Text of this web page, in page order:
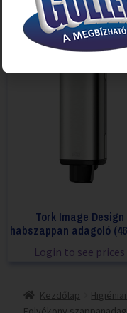
Login to see prices
Tork Image Design
habszappan adagoló
Login to see prices
Kezdőlap